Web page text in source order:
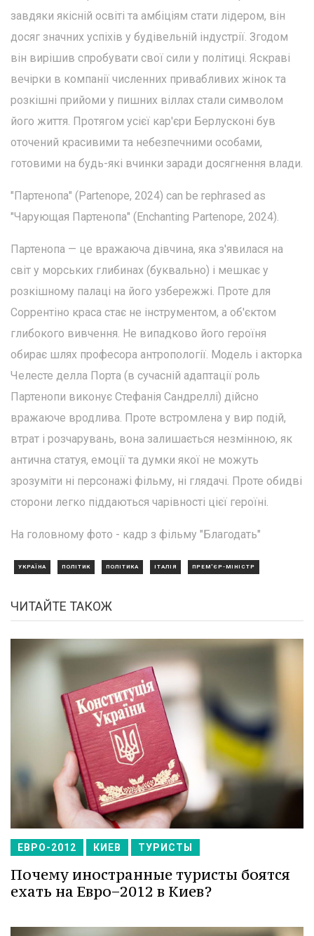
завдяки якісній освіті та амбіціям стати лідером, він
досяг значних успіхів у будівельній індустрії. Згодом
він вирішив спробувати свої сили у політиці. Яскраві
вечірки в компанії численних привабливих жінок та
розкішні прийоми у пишних віллах стали символом
його життя. Протягом усієї кар'єри Берлусконі був
оточений красивими та небезпечними особами,
готовими на будь-які вчинки заради досягнення влади.
"Партенопа" (Partenope, 2024) can be rephrased as
"Чарующая Партенопа" (Enchanting Partenope, 2024).
Партенопа — це вражаюча дівчина, яка з'явилася на
світ у морських глибинах (буквально) і мешкає у
розкішному палаці на його узбережжі. Проте для
Соррентіно краса стає не інструментом, а об'єктом
глибокого вивчення. Не випадково його героїня
обирає шлях професора антропології. Модель і акторка
Челесте делла Порта (в сучасній адаптації роль
Партенопи виконує Стефанія Сандреллі) дійсно
вражаюче вродлива. Проте встромлена у вир подій,
втрат і розчарувань, вона залишається незмінною, як
антична статуя, емоції та думки якої не можуть
зрозуміти ні персонажі фільму, ні глядачі. Проте обидві
сторони легко піддаються чарівності цієї героїні.
На головному фото - кадр з фільму "Благодать"
УКРАЇНА ПОЛІТИК ПОЛІТИКА ІТАЛІЯ ПРЕМ'ЄР-МІНІСТР
ЧИТАЙТЕ ТАКОЖ
ЕВРО-2012 КИЕВ ТУРИСТЫ
Почему иностранные туристы боятся
ехать на Евро−2012 в Киев?